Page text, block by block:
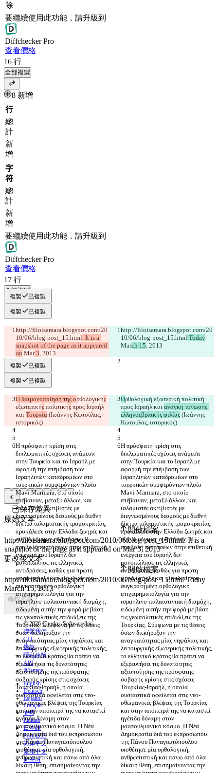
除
要繼續使用此功能，請升級到
DiffcheckerPro
查看價格
16 行
全部複製
8 新增
行
總
計
新
增
字
符
總
計
新
增
要繼續使用此功能，請升級到
DiffcheckerPro
查看價格
17 行
全部複製
複製 已複製
複製 已複製
http://filoisamara.blogspot.com/20
10/06/blog-post_15.html. It is a
snapshot of the page as it appeared
on Mar 3
http://filoisamara.blogspot.com/20
10/06/blog-post_15.html Today
March 15
複製 已複製
複製 已複製
Η δαιμονοποίηση της ορθολογικής
εξωτερικής πολιτικής προς Ισραήλ
και Τουρκία (Ιωάννης Κωτούλας,
Ορθολογική εξωτερική πολιτική
προς Ισραήλ και ανάγκη τόνωσης
ελληνοεβραϊκής φιλίας (Ιωάννης
Η πρόσφατη κρίση στις
διπλωματικές σχέσεις ανάμεσα
στην Τουρκία και το Ισραήλ με
αφορμή την επέμβαση των
Ισραηλινών καταδρομέων στο
τουρκικών συμφερόντων πλοίο
Mavi Marmara, στο οποίο
επέβαιναν, μεταξύ άλλων, και
ισλαμιστές ακτιβιστές με
διεγνωσμένους δεσμούς με διεθνή
δίκτυα ισλαμιστικής τρομοκρατίας,
προκάλεσε στην Ελλάδα ζωηρές και
συχνά γόνιμες συζητήσεις. Η
προβολή ενστάσεων στην επιθετική
ενέργεια του Ισραήλ δεν
μονοπώλησε τις ελληνικές
αντιδράσεις, καθώς για πρώτη
φορά υπήρξε και μία ιδιαίτερα
συγκροτημένη ορθολογική
επιχειρηματολογία για την
ισραηλινο-παλαιστινιακή διαμάχη,
ειδωμένη αυτήν την φορά με βάση
τις γεωπολιτικές επιδιώξεις της
Τουρκίας. Σύμφωνα με τις θέσεις
όσων διεκήρυξαν την
αναγκαιότητας μίας νηφάλιας και
λειτουργικής εξωτερικής πολιτικής,
το ελληνικό κράτος θα πρέπει να
εξερευνήσει τις δυνατότητες
αξιοποίησης της πρόσφατης
σοβαρής κρίσης στις σχέσεις
Τουρκίας-Ισραήλ, η οποία
ουσιαστικά οφείλεται στις νεο-
οθωμανικές βλέψεις της Τουρκίας
και στην απόπειρά της να καταστεί
ηγέτιδα δύναμη στον
μουσουλμανικό κόσμο. Η Νέα
Δημοκρατία διά του εκπροσώπου
της Πάνου Παναγιωτόπουλου
υιοθέτησε μία ορθολογική,
ανθρωπιστική και πάνω από όλα
δίκαιη θέση, επισημαίνοντας την
Η πρόσφατη κρίση στις
διπλωματικές σχέσεις ανάμεσα
στην Τουρκία και το Ισραήλ με
αφορμή την επέμβαση των
Ισραηλινών καταδρομέων στο
τουρκικών συμφερόντων πλοίο
Mavi Marmara, στο οποίο
επέβαιναν, μεταξύ άλλων, και
ισλαμιστές ακτιβιστές με
διεγνωσμένους δεσμούς με διεθνή
δίκτυα ισλαμιστικής τρομοκρατίας,
προκάλεσε στην Ελλάδα ζωηρές και
συχνά γόνιμες συζητήσεις. Η
προβολή ενστάσεων στην επιθετική
ενέργεια του Ισραήλ δεν
μονοπώλησε τις ελληνικές
αντιδράσεις, καθώς για πρώτη
φορά υπήρξε και μία ιδιαίτερα
συγκροτημένη ορθολογική
επιχειρηματολογία για την
ισραηλινο-παλαιστινιακή διαμάχη,
ειδωμένη αυτήν την φορά με βάση
τις γεωπολιτικές επιδιώξεις της
Τουρκίας. Σύμφωνα με τις θέσεις
όσων διεκήρυξαν την
αναγκαιότητας μίας νηφάλιας και
λειτουργικής εξωτερικής πολιτικής,
το ελληνικό κράτος θα πρέπει να
εξερευνήσει τις δυνατότητες
αξιοποίησης της πρόσφατης
σοβαρής κρίσης στις σχέσεις
Τουρκίας-Ισραήλ, η οποία
ουσιαστικά οφείλεται στις νεο-
οθωμανικές βλέψεις της Τουρκίας
και στην απόπειρά της να καταστεί
ηγέτιδα δύναμη στον
μουσουλμανικό κόσμο. Η Νέα
Δημοκρατία διά του εκπροσώπου
της Πάνου Παναγιωτόπουλου
υιοθέτησε μία ορθολογική,
ανθρωπιστική και πάνω από όλα
δίκαιη θέση, επισημαίνοντας την
已保存差異
原始文本
開啟檔案
更改後文本
開啟檔案
尋找差異
© 2026 Checker Software Inc.
聯繫我們
CLI
條款
隱私政策
API
iManage
English
Deutsch
Español
Français
हिन्दी
Italiano
日本語
Português
简体中文
繁體中文
한국어